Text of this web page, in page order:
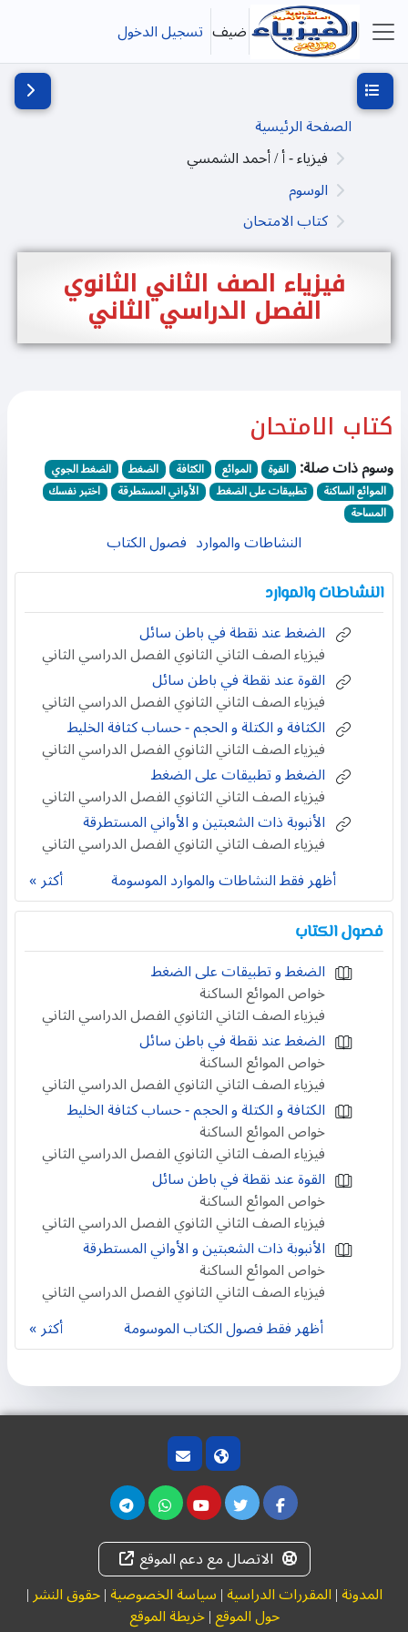
تخطى إلى المحتوى الرئيسي
واجهة جانبية
ضيف تسجيل الدخول
الصفحة الرئيسية
فيزياء - أ / أحمد الشمسي
الوسوم
كتاب الامتحان
فيزياء الصف الثاني الثانوي
الفصل الدراسي الثاني
فتح فهرس المقرر فتح
كتاب الامتحان
وسوم ذات صلة: القوة الموائع الكثافة الضغط
الضغط الجوي
الموائع الساكنة
تطبيقات على الضغط الأواني المستطرقة
اختبر نفسك
المساحة
النشاطات والموارد فصول الكتاب
النشاطات والموارد
الضغط عند نقطة في باطن سائل
فيزياء الصف الثاني الثانوي الفصل الدراسي الثاني
القوة عند نقطة في باطن سائل
فيزياء الصف الثاني الثانوي الفصل الدراسي الثاني
الكثافة و الكتلة و الحجم - حساب كثافة الخليط
فيزياء الصف الثاني الثانوي الفصل الدراسي الثاني
الضغط و تطبيقات على الضغط
فيزياء الصف الثاني الثانوي الفصل الدراسي الثاني
الأنبوبة ذات الشعبتين و الأواني المستطرقة
فيزياء الصف الثاني الثانوي الفصل الدراسي الثاني
أكثر
أظهر فقط النشاطات والموارد الموسومة
فصول الكتاب
الضغط و تطبيقات على الضغط
خواص الموائع الساكنة
فيزياء الصف الثاني الثانوي الفصل الدراسي الثاني
الضغط عند نقطة في باطن سائل
خواص الموائع الساكنة
فيزياء الصف الثاني الثانوي الفصل الدراسي الثاني
الكثافة و الكتلة و الحجم - حساب كثافة الخليط
خواص الموائع الساكنة
فيزياء الصف الثاني الثانوي الفصل الدراسي الثاني
القوة عند نقطة في باطن سائل
خواص الموائع الساكنة
فيزياء الصف الثاني الثانوي الفصل الدراسي الثاني
الأنبوبة ذات الشعبتين و الأواني المستطرقة
خواص الموائع الساكنة
فيزياء الصف الثاني الثانوي الفصل الدراسي الثاني
أكثر
أظهر فقط فصول الكتاب الموسومة
الاتصال مع دعم الموقع
المدونة|المقررات الدراسية|سياسة الخصوصية|حقوق النشر|
حول الموقع|خريطة الموقع